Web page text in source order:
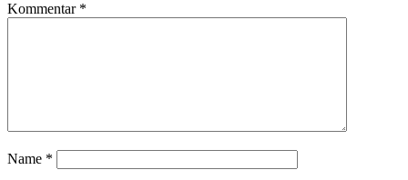
Kommentar *
Name *